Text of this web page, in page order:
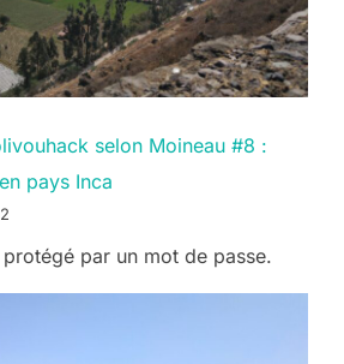
selon Moineau #8 :
pays Inca
par un mot de passe.